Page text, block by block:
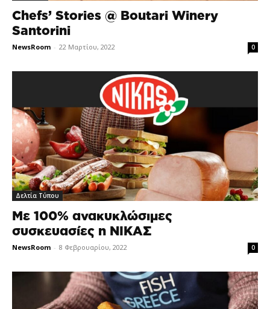
Chefs’ Stories @ Boutari Winery
Santorini
NewsRoom - 22 Μαρτίου, 2022 0
Δελτία Τύπου
Mε 100% ανακυκλώσιμες
συσκευασίες η ΝΙΚΑΣ
NewsRoom - 8 Φεβρουαρίου, 2022 0